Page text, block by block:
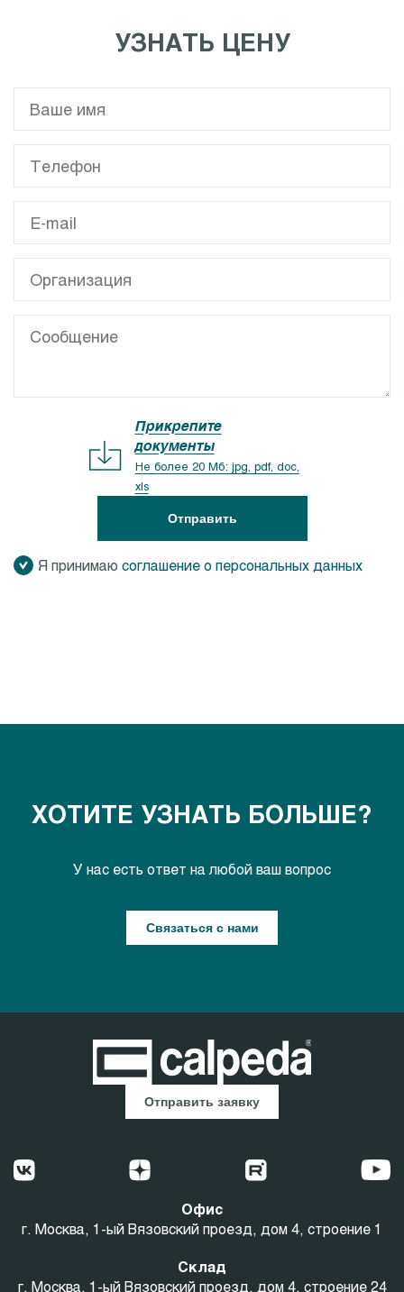
УЗНАТЬ ЦЕНУ
Прикрепите
документы
Не более 20 Мб: jpg, pdf, doc,
xls
Отправить
Я принимаю соглашение о персональных данных
ХОТИТЕ УЗНАТЬ БОЛЬШЕ?
У нас есть ответ на любой ваш вопрос
Связаться с нами
Отправить заявку
Офис
г. Москва, 1-ый Вязовский проезд, дом 4, строение 1
Склад
г. Москва, 1-ый Вязовский проезд, дом 4, строение 24